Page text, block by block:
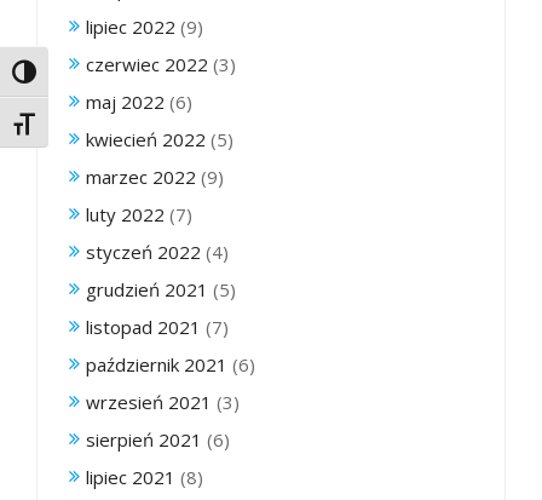
Toggle High Contrast
Toggle Font size
lipiec 2022 (9)
czerwiec 2022 (3)
maj 2022 (6)
kwiecień 2022 (5)
marzec 2022 (9)
luty 2022 (7)
styczeń 2022 (4)
grudzień 2021 (5)
listopad 2021 (7)
październik 2021 (6)
wrzesień 2021 (3)
sierpień 2021 (6)
lipiec 2021 (8)